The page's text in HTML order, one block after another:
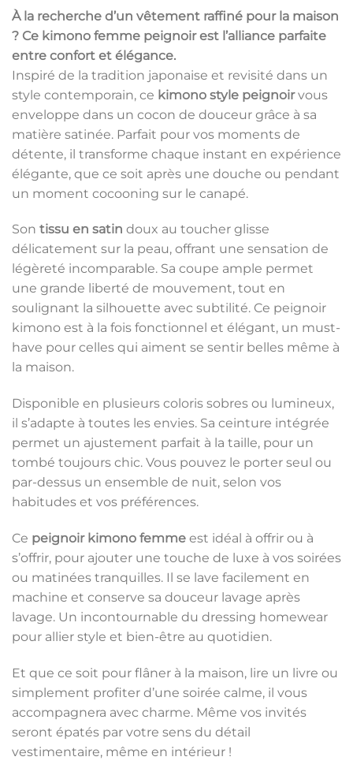
À la recherche d’un vêtement raffiné pour la maison
? Ce kimono femme peignoirest l’alliance parfaite
entre confort et élégance.
Inspiré de la tradition japonaise et revisité dans un
style contemporain, ce kimono style peignoirvous
enveloppe dans un cocon de douceur grâce à sa
matière satinée. Parfait pour vos moments de
détente, il transforme chaque instant en expérience
élégante, que ce soit après une douche ou pendant
un moment cocooning sur le canapé.
Son tissu en satin doux au toucher glisse
délicatement sur la peau, offrant une sensation de
légèreté incomparable. Sa coupe ample permet
une grande liberté de mouvement, tout en
soulignant la silhouette avec subtilité. Ce peignoir
kimono est à la fois fonctionnel et élégant, un must-
have pour celles qui aiment se sentir belles même à
la maison.
Disponible en plusieurs coloris sobres ou lumineux,
il s’adapte à toutes les envies. Sa ceinture intégrée
permet un ajustement parfait à la taille, pour un
tombé toujours chic. Vous pouvez le porter seul ou
par-dessus un ensemble de nuit, selon vos
habitudes et vos préférences.
Ce peignoir kimono femme est idéal à offrir ou à
s’offrir, pour ajouter une touche de luxe à vos soirées
ou matinées tranquilles. Il se lave facilement en
machine et conserve sa douceur lavage après
lavage. Un incontournable du dressing homewear
pour allier style et bien-être au quotidien.
Et que ce soit pour flâner à la maison, lire un livre ou
simplement profiter d’une soirée calme, il vous
accompagnera avec charme. Même vos invités
seront épatés par votre sens du détail
vestimentaire, même en intérieur !